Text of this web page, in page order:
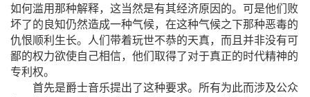
如何滥用那种解释，这当然是有其经济原因的。可是他们败
坏了的良知仍然造成一种气候，在这种气候之下那种恶毒的
仇恨顺利生长。人们带着玩世不恭的天真，而且并非没有可
鄙的权力欲使自己相信，他们取得了对于真正的时代精神的
专利权。
首先是爵士音乐提出了这种要求。所有为此而涉及公众